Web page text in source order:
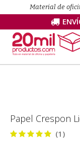
Material de
Papel Crespon
(1)